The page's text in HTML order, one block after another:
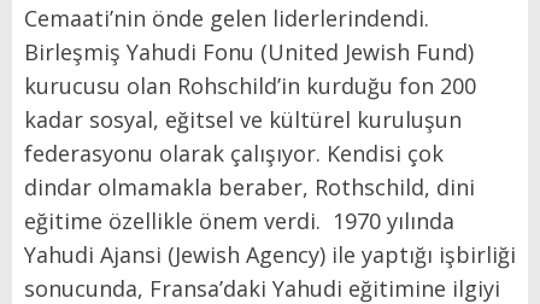
Cemaati’nin önde gelen liderlerindendi.
Birleşmiş Yahudi Fonu (United Jewish Fund)
kurucusu olan Rohschild’in kurduğu fon 200
kadar sosyal, eğitsel ve kültürel kuruluşun
federasyonu olarak çalışıyor. Kendisi çok
dindar olmamakla beraber, Rothschild, dini
eğitime özellikle önem verdi. 1970 yılında
Yahudi Ajansi (Jewish Agency) ile yaptığı işbirliği
sonucunda, Fransa’daki Yahudi eğitimine ilgiyi